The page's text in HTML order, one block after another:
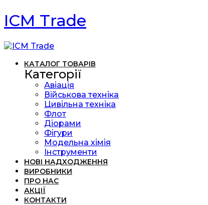
ICM Trade
КАТАЛОГ ТОВАРІВ
Категорії
Авіація
Військова техніка
Цивільна техніка
Флот
Діорами
Фігури
Модельна хімія
Інструменти
НОВІ НАДХОДЖЕННЯ
ВИРОБНИКИ
ПРО НАС
АКЦІЇ
КОНТАКТИ